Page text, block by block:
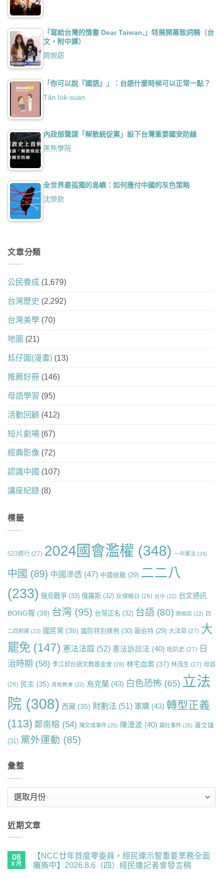
「寫給台灣的情書 Dear Taiwan,」特展開幕致詞稿（台
文，附中譯）
周婉窈
「你可以說『國語』」：台語什麼時候可以正常一點？
Tân Io̍k-suan
內政部聲請「解散統促黨」設下台灣重要國安防線
黑熊學院
全世界最孤獨的島嶼：如何應付中國的灰色策略
沈榮欽
文章分類
公民養成 (1,679)
台灣歷史 (2,292)
台灣美學 (70)
地圖 (21)
尪仔圖(漫畫) (13)
推薦好冊 (146)
母語學習 (95)
活動回顧 (412)
短片劇場 (67)
經典影像 (72)
認識中國 (107)
講座紀錄 (8)
標籤
523遊行 (27) 2024國會濫權 (348) 一中憲法 (24)
中國 (89) 中國滲透 (47) 中國統戰 (29) 二二八
(233) 俄烏戰爭 (33) 俄羅斯 (32) 反侵略日 (26) 台中 (22) 台文通訊
BONG報 (38) 台灣 (95) 台灣正名 (32) 台語 (80) 周婉窈 (22) 四
二四刺蔣 (23) 國民黨 (36) 國防特別條例 (30) 圖伯特 (29) 大法官 (27) 大
罷免 (147) 憲法法庭 (52) 憲法訴訟法 (40) 抵抗史 (27) 日
治時期 (58) 李江却台語文教基金會 (28) 林宅血案 (37) 林茂生 (27) 母語
(26) 民主 (35) 濟南教會 (22) 烏克蘭 (43) 白色恐怖 (65) 立法
院 (308) 西藏 (35) 財劃法 (51) 軍購 (43) 轉型正義
(113) 鄭南榕 (54) 陳文成事件 (25) 陳澄波 (40) 霧社事件 (25) 黃文雄
(31) 黨外運動 (85)
彙整
近期文章
06
8 月
【NCC廿年首度零委員，經民連示警重要業務全面
癱瘓中】2026.8.6（四）經民連記者會發言稿